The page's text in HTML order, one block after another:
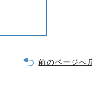
前のページへ